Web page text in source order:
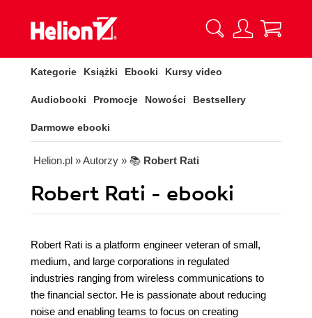
Kategorie Książki Ebooki Kursy video
Audiobooki Promocje Nowości Bestsellery
Darmowe ebooki
Helion.pl » Autorzy » 📚 Robert Rati
Robert Rati - ebooki
Robert Rati is a platform engineer veteran of small,
medium, and large corporations in regulated
industries ranging from wireless communications to
the financial sector. He is passionate about reducing
noise and enabling teams to focus on creating